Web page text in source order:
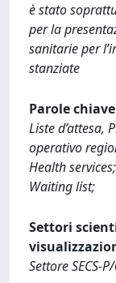
è stato
per la
sanitarie per
stanziate
Parole chiave
Liste d’attesa,
operativo
Health
Waiting list;
Settori
Settore SECS-